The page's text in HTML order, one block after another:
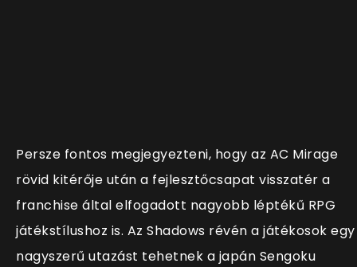
Persze fontos megjegyezteni, hogy az AC Mirage
rövid kitérője után a fejlesztőcsapat visszatér a
franchise által elfogadott nagyobb léptékű RPG
játékstílushoz is. Az Shadows révén a játékosok egy
nagyszerű utazást tehetnek a japán Sengoku